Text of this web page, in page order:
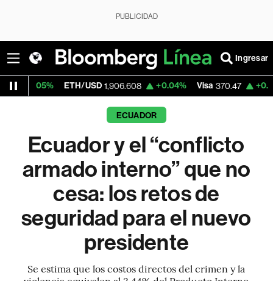
PUBLICIDAD
Ingresar
ETH/USD 1,906.608 +0.04% Visa 370.47 +0.52%
ECUADOR
Ecuador y el “conflicto
armado interno” que no
cesa: los retos de
seguridad para el nuevo
presidente
Se estima que los costos directos del crimen y la